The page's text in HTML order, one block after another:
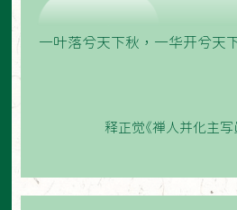
一叶落兮天下秋，一华开兮天
释正觉《禅人并化主